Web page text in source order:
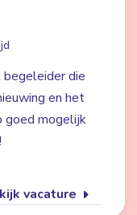
die
en het
goed mogelijk
vacature